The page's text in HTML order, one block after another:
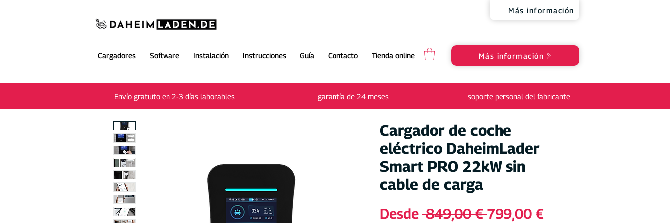
Cargadores Software Instalación Instrucciones Guía Contacto Tienda online
Más información
Más información
Envío gratuito en 2-3 días laborables
Envío gratuito en 2-3 días laborables garantía de 24 meses soporte personal del fabricante
Cargador de coche
eléctrico DaheimLader
Smart PRO 22kW sin
cable de carga
Desde 849,00 € Precio
799,00 €